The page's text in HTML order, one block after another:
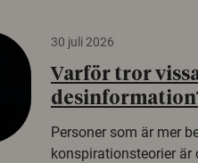
30 juli 2026
Varför tror
Personer som är mer
konspirationsteorier